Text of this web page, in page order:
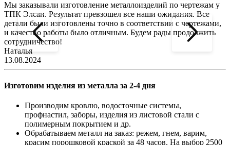
Мы заказывали изготовление металлоизделий по чертежам у
ТПК Элсан. Результат превзошел все наши ожидания. Все
детали были изготовлены точно в соответствии с чертежами,
и качество работы было отличным. Будем рады продолжить
сотрудничество!
Наталья
13.08.2024
Изготовим изделия из металла за 2-4 дня
Производим кровлю, водосточные системы,
профнастил, заборы, изделия из листовой стали с
полимерным покрытием и др.
Обрабатываем металл на заказ: режем, гнем, варим,
красим порошковой краской за 48 часов. На выбор 2500